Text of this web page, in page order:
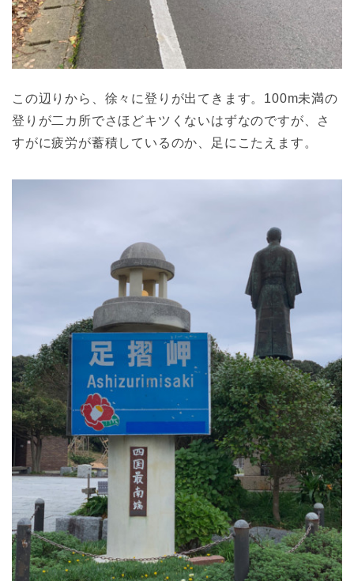
この辺りから、徐々に登りが出てきます。100m未満の
登りが二カ所でさほどキツくないはずなのですが、さ
すがに疲労が蓄積しているのか、足にこたえます。